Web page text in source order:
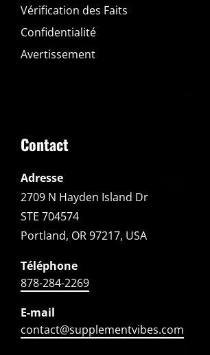
Vérification des Faits
Confidentialité
Avertissement
Contact
Adresse
2709 N Hayden Island Dr
STE 704574
Portland, OR 97217, USA
Téléphone
878-284-2269
E-mail
contact@supplementvibes.com